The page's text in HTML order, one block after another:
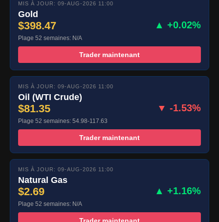
MIS À JOUR: 09-AUG-2026 11:00
Gold
$398.47 ▲ +0.02%
Plage 52 semaines: N/A
Trader maintenant
MIS À JOUR: 09-AUG-2026 11:00
Oil (WTI Crude)
$81.35 ▼ -1.53%
Plage 52 semaines: 54.98-117.63
Trader maintenant
MIS À JOUR: 09-AUG-2026 11:00
Natural Gas
$2.69 ▲ +1.16%
Plage 52 semaines: N/A